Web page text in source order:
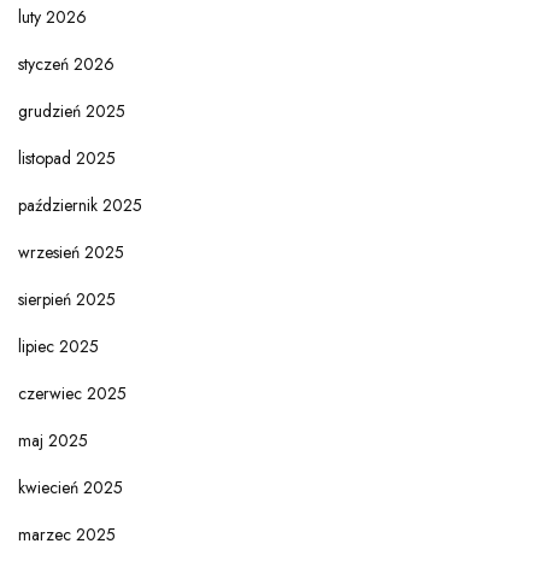
luty 2026
styczeń 2026
grudzień 2025
listopad 2025
październik 2025
wrzesień 2025
sierpień 2025
lipiec 2025
czerwiec 2025
maj 2025
kwiecień 2025
marzec 2025